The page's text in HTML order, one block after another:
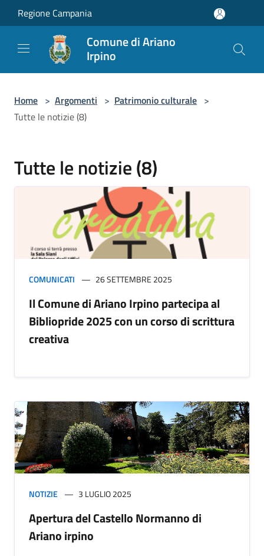
Salta al contenuto principale
Regione Campania
Comune di Ariano
Irpino
Home > Argomenti > Patrimonio culturale >
Tutte le notizie (8)
Tutte le notizie (8)
COMUNICATI 26 SETTEMBRE 2025
Il Comune di Ariano Irpino partecipa al
Bibliopride 2025 con un corso di scrittura
creativa
NOTIZIE 3 LUGLIO 2025
Apertura del Castello Normanno di
Ariano irpino